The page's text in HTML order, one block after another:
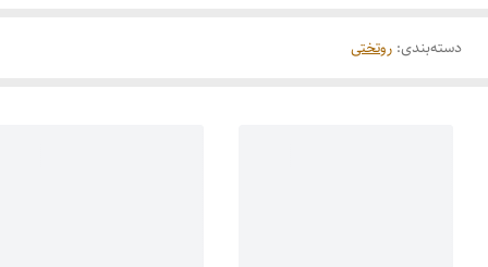
دسته‌بندی: روتختی